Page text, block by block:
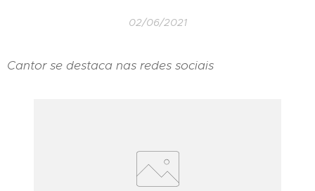
02/06/2021
Cantor se destaca nas redes sociais